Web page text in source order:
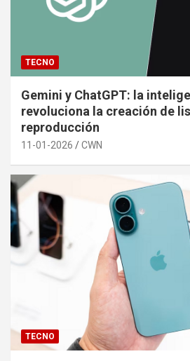
TECNO
Gemini y ChatGPT: la
revoluciona la creación de
reproducción
11-01-2026 CWN
TECNO